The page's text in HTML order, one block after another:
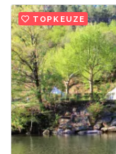
TOPKEUZE